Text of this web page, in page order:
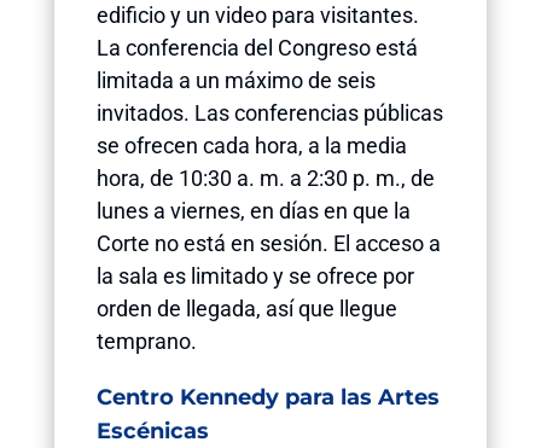
edificio y un video para visitantes.
La conferencia del Congreso está
limitada a un máximo de seis
invitados. Las conferencias públicas
se ofrecen cada hora, a la media
hora, de 10:30 a. m. a 2:30 p. m., de
lunes a viernes, en días en que la
Corte no está en sesión. El acceso a
la sala es limitado y se ofrece por
orden de llegada, así que llegue
temprano.
Centro Kennedy para las Artes
Escénicas